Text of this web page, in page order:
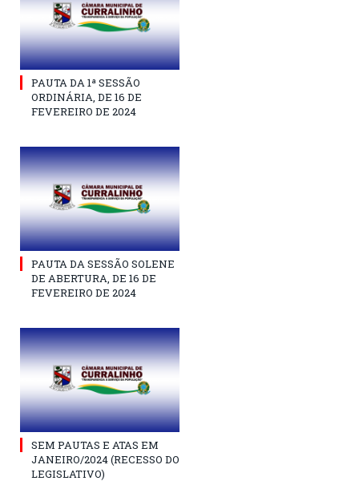
PAUTA DA 1ª SESSÃO
ORDINÁRIA, DE 16 DE
FEVEREIRO DE 2024
PAUTA DA SESSÃO SOLENE
DE ABERTURA, DE 16 DE
FEVEREIRO DE 2024
SEM PAUTAS E ATAS EM
JANEIRO/2024 (RECESSO DO
LEGISLATIVO)